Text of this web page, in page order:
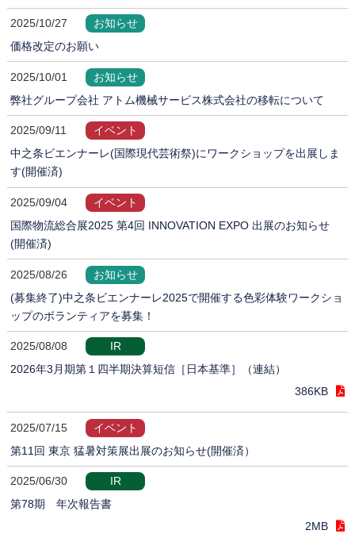
2025/10/27
お知らせ
価格改定のお願い
2025/10/01
お知らせ
弊社グループ会社 アトム機械サービス株式会社の移転について
2025/09/11
イベント
中之条ビエンナーレ(国際現代芸術祭)にワークショップを出展しま
す(開催済)
2025/09/04
イベント
国際物流総合展2025 第4回 INNOVATION EXPO 出展のお知らせ
(開催済)
2025/08/26
お知らせ
(募集終了)中之条ビエンナーレ2025で開催する色彩体験ワークショ
ップのボランティアを募集！
2025/08/08
IR
2026年3月期第１四半期決算短信［日本基準］（連結）
386KB
2025/07/15
イベント
第11回 東京 猛暑対策展出展のお知らせ(開催済）
2025/06/30
IR
第78期 年次報告書
2MB